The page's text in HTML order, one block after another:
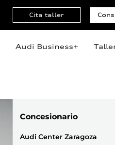
Cita taller
Audi Business+
Concesionario
Audi Center Zaragoza